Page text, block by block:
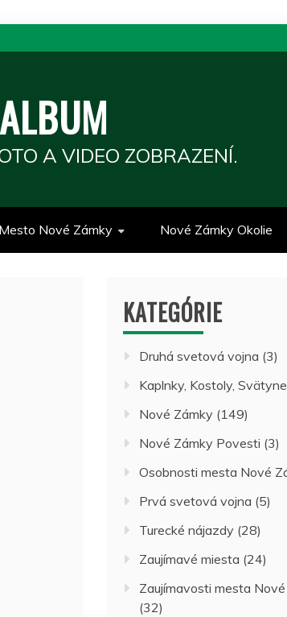
A VIDEO ZOBRAZENÍ.
Mesto Nové Zámky Nové Zámky Okolie
KATEGÓRIE
Druhá svetová vojna (3)
Kaplnky, Kostoly, Svätyne
Nové Zámky (149)
Nové Zámky Povesti (3)
Osobnosti mesta Nové
Prvá svetová vojna (5)
Turecké nájazdy (28)
Zaujímavé miesta (24)
Zaujímavosti mesta
(32)